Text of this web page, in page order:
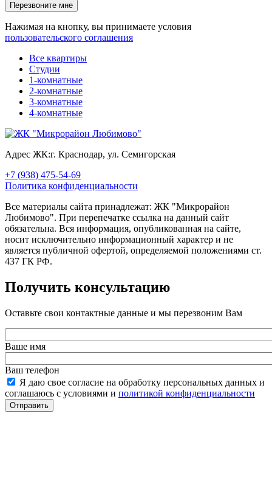
Перезвоните мне
Нажимая на кнопку, вы принимаете условия
пользовательского соглашения
Все квартиры
Студии
1-комнатные
2-комнатные
3-комнатные
4-комнатные
Адрес ЖК:г. Краснодар, ул. Семигорская
+7 (938) 475-54-69
Политика конфиденциальности
Все материалы сайта принадлежат: ЖК "Микрорайон
Любимово". При перепечатке ссылка на данный сайт
обязательна. Вся информация, опубликованная на сайте,
носит исключительно информационный характер и не
является публичной офертой, определяемой положениями ст.
437 ГК РФ.
Получить консультацию
Оставьте свои контактные данные и мы перезвоним Вам
Ваше имя
Ваш телефон
Я даю свое согласие на обработку персональных данных и
соглашаюсь с условиями и политикой конфиденциальности
Отправить